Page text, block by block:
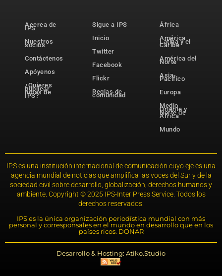
Acerca de
IPS
Nuestros
socios
Contáctenos
Apóyenos
¿Quieres
publicar
notas de
IPS?
Sigue a IPS
Inicio
Twitter
Facebook
Flickr
Reglas de
comunidad
África
América
Latina y el
Caribe
América del
Norte
Asia-
Pacífico
Europa
Medio
Oriente y
Norte de
África
Mundo
IPS es una institución internacional de comunicación cuyo eje es una
agencia mundial de noticias que amplifica las voces del Sur y de la
sociedad civil sobre desarrollo, globalización, derechos humanos y
ambiente. Copyright © 2025 IPS-Inter Press Service. Todos los
derechos reservados.
IPS es la única organización periodística mundial con más
personal y corresponsales en el mundo en desarrollo que en los
países ricos. DONAR
Desarrollo & Hosting: Atiko.Studio